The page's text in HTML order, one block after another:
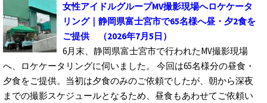
女性アイドルグループMV撮影現場へロケケータ
リング｜静岡県富士宮市で65名様へ昼・夕2食を
ご提供
（2026年7月5日）
6月末、静岡県富士宮市で行われたMV撮影現場
へ、ロケケータリングに伺いました。 今回は65名様分の昼食・
夕食をご提供。当初は夕食のみのご依頼でしたが、朝から深夜
までの撮影スケジュールとなるため、昼食もあわせてご依頼い